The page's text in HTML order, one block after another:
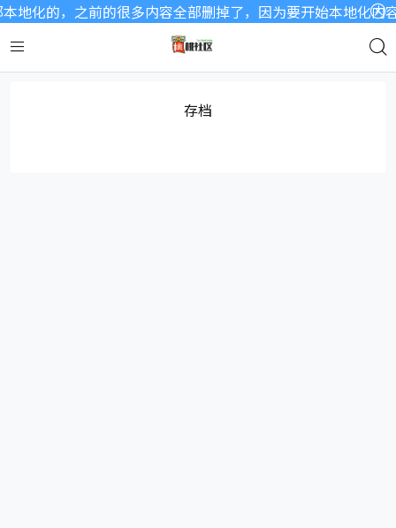
地化的，之前的很多内容全部删掉了，因为要开始本地化
存档